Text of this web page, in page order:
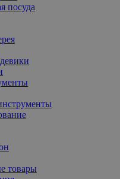
посуда
товары